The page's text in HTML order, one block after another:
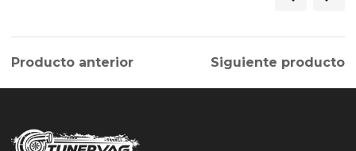
Producto anterior Siguiente producto